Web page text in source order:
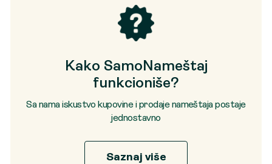
Kako SamoNameštaj
funkcioniše?
Sa nama iskustvo kupovine i prodaje nameštaja postaje
jednostavno
Saznaj više